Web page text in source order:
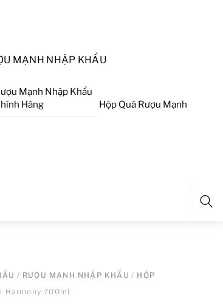
MẠNH NHẬP KHẨU
Mạnh Nhập Khẩu
Hãng
Hộp Quà Rượu Mạnh
/ RƯỢU MẠNH NHẬP KHẨU / HỘP
Harmony 700ml